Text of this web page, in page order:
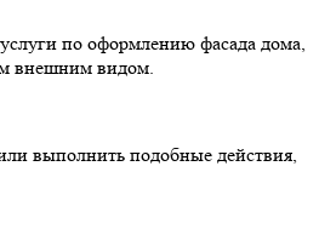
по оформлению фасада дома,
внешним видом.
выполнить подобные действия,